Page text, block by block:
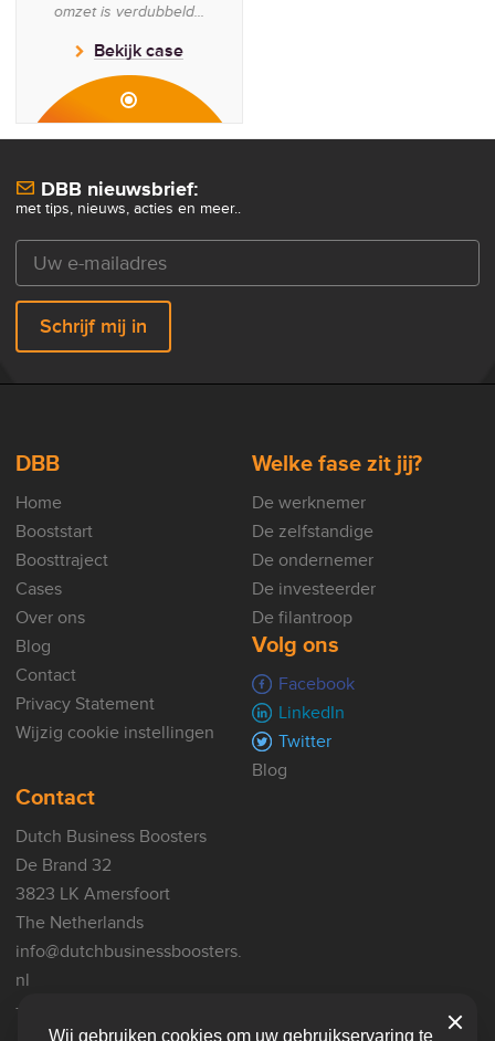
omzet is verdubbeld...
Bekijk case
DBB nieuwsbrief:
met tips, nieuws, acties en meer..
Schrijf mij in
DBB
Home
Booststart
Boosttraject
Cases
Over ons
Blog
Contact
Privacy Statement
Wijzig cookie instellingen
Welke fase zit jij?
De werknemer
De zelfstandige
De ondernemer
De investeerder
De filantroop
Volg ons
Facebook
LinkedIn
Twitter
Blog
Contact
Dutch Business Boosters
De Brand 32
3823 LK Amersfoort
The Netherlands
info@dutchbusinessboosters.
nl
+31(0)33 8200264
Wij gebruiken cookies om uw gebruikservaring te